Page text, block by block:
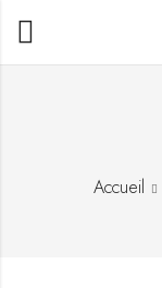
Accueil